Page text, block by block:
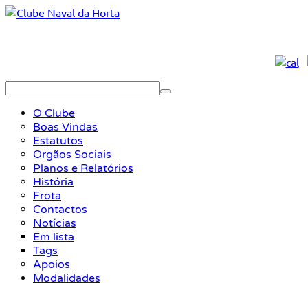
O Clube
Boas Vindas
Estatutos
Orgãos Sociais
Planos e Relatórios
História
Frota
Contactos
Notícias
Em lista
Tags
Apoios
Modalidades